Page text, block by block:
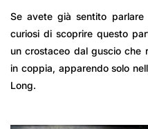
Se avete già sentito parlare
curiosi di scoprire questo
un crostaceo dal guscio che
in coppia, apparendo solo
Long.